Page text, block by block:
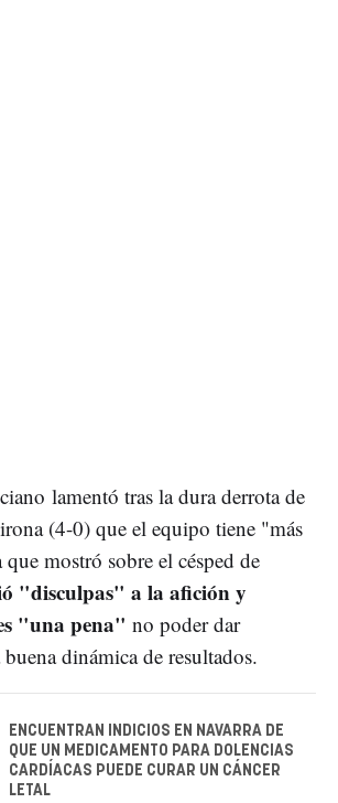
lamentó tras la dura derrota de
(4-0) que el equipo tiene "más
mostró sobre el césped de
"disculpas" a la afición y
"una pena" no poder dar
dinámica de resultados.
ENCUENTRAN INDICIOS EN NAVARRA DE
QUE UN MEDICAMENTO PARA DOLENCIAS
CARDÍACAS PUEDE CURAR UN CÁNCER
LETAL